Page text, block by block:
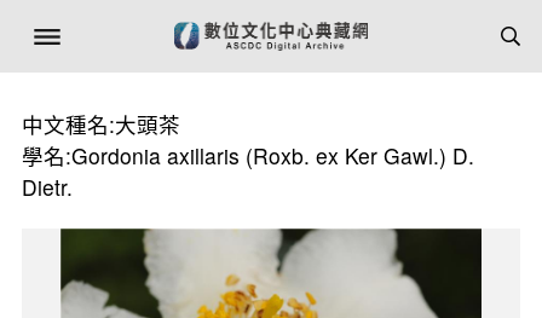
中文種名:大頭茶
學名:Gordonia axillaris (Roxb. ex Ker Gawl.) D.
Dietr.